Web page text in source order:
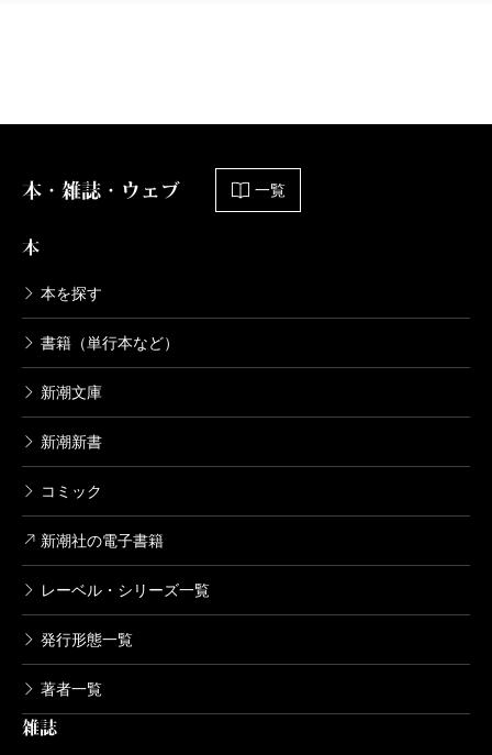
本・雑誌・ウェブ 一覧
本
本を探す
書籍（単行本など）
新潮文庫
新潮新書
コミック
新潮社の電子書籍
レーベル・シリーズ一覧
発行形態一覧
著者一覧
雑誌